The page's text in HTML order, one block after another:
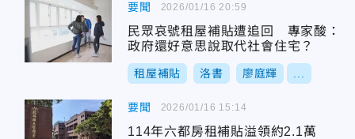
要聞
民眾哀號租屋補貼遭追回 專家酸：
政府還好意思說取代社會住宅？
租屋補貼 洛書 廖庭輝
2026/01/16 20:59
要聞
114年六都房租補貼溢領約2.1萬
2026/01/16 15:14